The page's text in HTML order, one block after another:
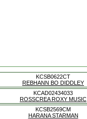
KCSB0622CT
REBHANN BO DIDDLEY
KCAD02434033
ROSSCREA ROXY MUSIC
KCSB2569CM
HARANA STARMAN